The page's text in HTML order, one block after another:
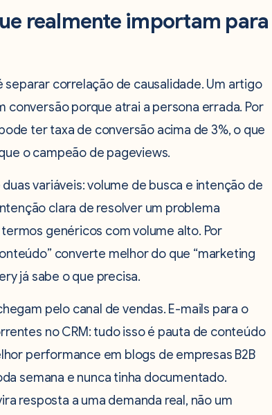
realmente importam para
separar correlação de causalidade. Um artigo
porque atrai a persona errada. Por
ter taxa de conversão acima de 3%, o que
o campeão de pageviews.
variáveis: volume de busca e intenção de
clara de resolver um problema
genéricos com volume alto. Por
converte melhor do que “marketing
já sabe o que precisa.
pelo canal de vendas. E-mails para o
no CRM: tudo isso é pauta de conteúdo
performance em blogs de empresas B2B
semana e nunca tinha documentado.
resposta a uma demanda real, não um